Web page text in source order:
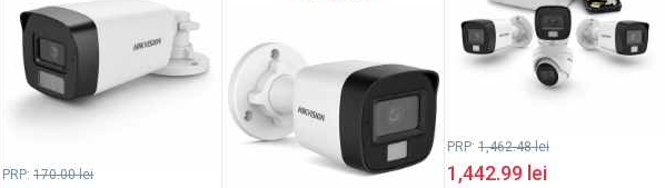
PRP: 170.00lei
PRP: 1,462.48lei
1,442.99 lei